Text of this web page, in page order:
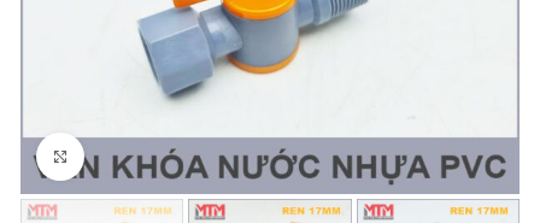
Click to enlarge